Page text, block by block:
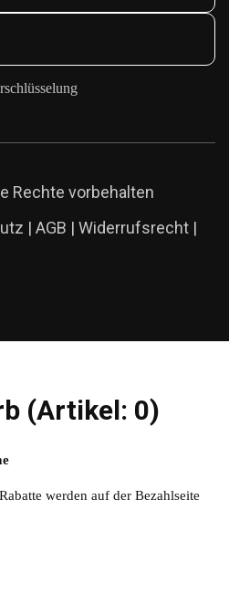
Rechte vorbehalten
| AGB | Widerrufsrecht |
(Artikel: 0)
werden auf der Bezahlseite